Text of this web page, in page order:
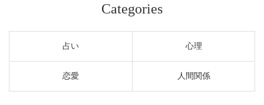
Categories
占い 心理
恋愛 人間関係